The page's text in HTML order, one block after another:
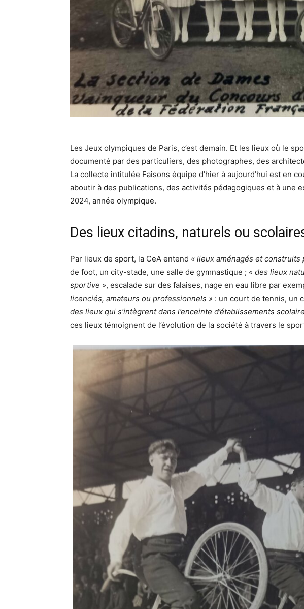
Les Jeux olympiques de Paris, c’est demain. Et les lieux où le
documenté par des particuliers, des photographes, des
La collecte intitulée Faisons équipe d’hier à aujourd’hui est en
aboutir à des publications, des activités pédagogiques et à une
2024, année olympique.
Des lieux citadins, naturels ou
Par lieux de sport, la CeA entend « lieux aménagés et construits
de foot, un city-stade, une salle de gymnastique ; « des lieux
sportive », escalade sur des falaises, nage en eau libre par
licenciés, amateurs ou professionnels » : un court de tennis, un
des lieux qui s’intègrent dans l’enceinte d’établissements
ces lieux témoignent de l’évolution de la société à travers le